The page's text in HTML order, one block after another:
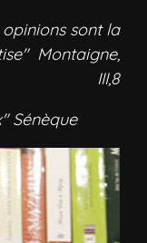
sont la
Montaigne,
III,8
Sénèque